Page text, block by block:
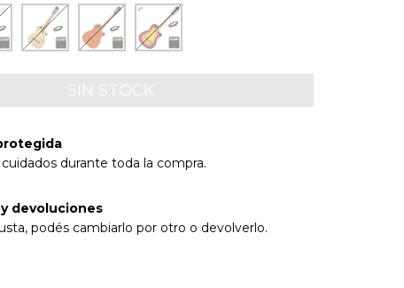
durante toda la compra.
devoluciones
podés cambiarlo por otro o devolverlo.